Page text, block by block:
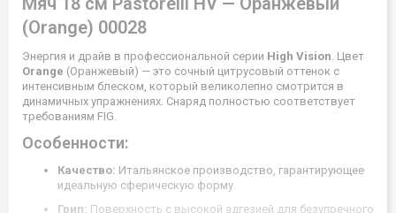
(Orange) 00028
Энергия и драйв в профессиональной серии High Vision. Цвет
Orange (Оранжевый) — это сочный цитрусовый оттенок с
интенсивным блеском, который великолепно смотрится в
динамичных упражнениях. Снаряд полностью соответствует
требованиям FIG.
Особенности:
Качество: Итальянское производство, гарантирующее
идеальную сферическую форму.
Грип: Поверхность с высокой адгезией для безупречного